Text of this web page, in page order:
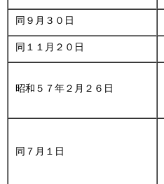
同９月３０日
同１１月２０日
昭和５７年２月２６日
同７月１日